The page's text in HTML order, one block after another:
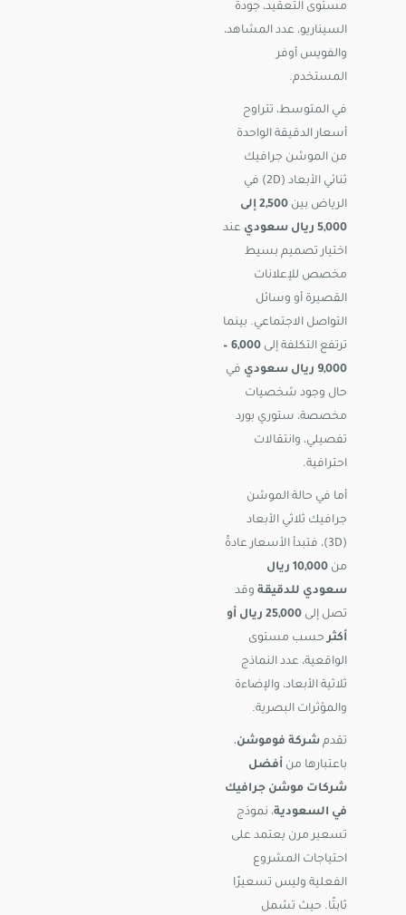
مستوى التعقيد، جودة
السيناريو، عدد المشاهد،
والفويس أوفر
المستخدم.
في المتوسط، تتراوح
أسعار الدقيقة الواحدة
من الموشن جرافيك
ثنائي الأبعاد (2D) في
الرياض بين
2,500 إلى
5,000 ريال سعودي
عند
اختيار تصميم بسيط
مخصص للإعلانات
القصيرة أو وسائل
التواصل الاجتماعي. بينما
ترتفع التكلفة إلى
6,000 –
9,000 ريال سعودي
في
حال وجود شخصيات
مخصصة، ستوري بورد
تفصيلي، وانتقالات
احترافية.
أما في حالة الموشن
جرافيك ثلاثي الأبعاد
(3D)، فتبدأ الأسعار عادةً
من
10,000 ريال
سعودي للدقيقة وقد
تصل إلى
25,000 ريال أو
أكثرحسب مستوى
الواقعية، عدد النماذج
ثلاثية الأبعاد، والإضاءة
والمؤثرات البصرية.
تقدم شركة فوموشن،
باعتبارها من أفضل
شركات موشن جرافيك
في السعودية، نموذج
تسعير مرن يعتمد على
احتياجات المشروع
الفعلية وليس تسعيرًا
ثابتًا. حيث تشمل